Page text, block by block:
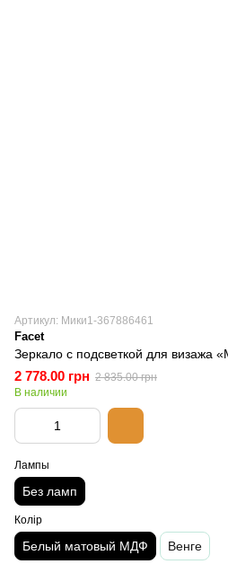
Артикул: Мики1-367886461
Facet
Зеркало с подсветкой для визажа
2 778.00 грн 2 835.00 грн
В наличии
Лампы
Без ламп
Колір
Белый матовый МДФ Венге